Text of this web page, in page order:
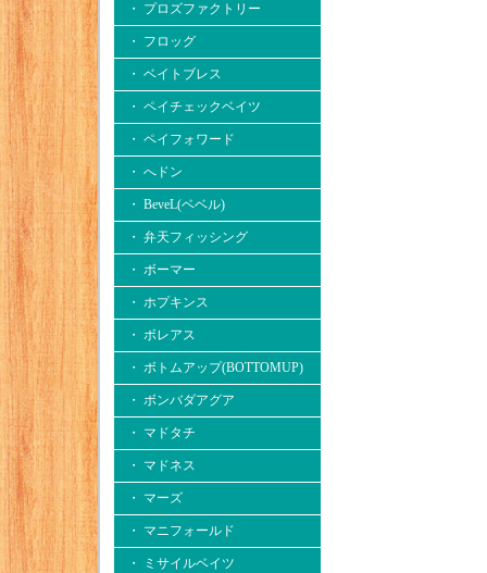
・ プロズファクトリー
・ フロッグ
・ ベイトブレス
・ ペイチェックベイツ
・ ペイフォワード
・ へドン
・ BeveL(ベベル)
・ 弁天フィッシング
・ ボーマー
・ ホプキンス
・ ボレアス
・ ボトムアップ(BOTTOMUP)
・ ボンバダアグア
・ マドタチ
・ マドネス
・ マーズ
・ マニフォールド
・ ミサイルベイツ